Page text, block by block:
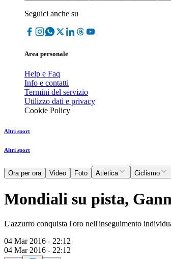
Seguici anche su
Area personale
Help e Faq
Info e contatti
Termini del servizio
Utilizzo dati e privacy
Cookie Policy
Altri sport
Altri sport
Ora per ora Video Foto Atletica Ciclismo
Mondiali su pista,
L'azzurro conquista l'oro nell'inseguimento
04 Mar 2016 - 22:12
04 Mar 2016 - 22:12